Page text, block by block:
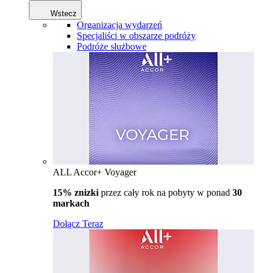
Wstecz
Organizacja wydarzeń
Specjaliści w obszarze podróży
Podróże służbowe
ALL Accor+ Voyager
15% znizki przez cały rok na pobyty w ponad 30
markach
Dołącz Teraz